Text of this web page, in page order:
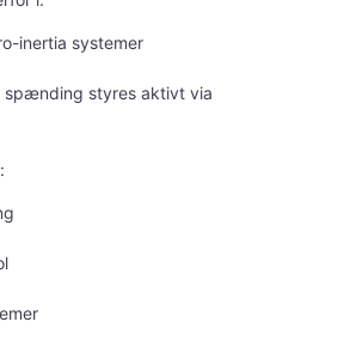
inertia systemer
spænding styres aktivt via